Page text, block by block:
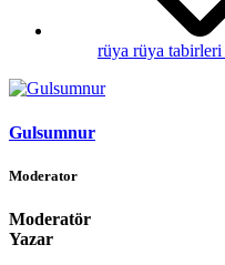
rüya rüya tabirleri
Gulsumnur
Moderator
Moderatör
Yazar